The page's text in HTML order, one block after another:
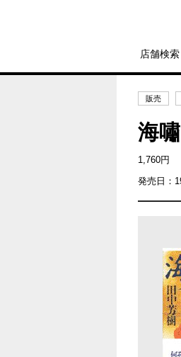
店舗検索
販売
海
1,760円
発売日：